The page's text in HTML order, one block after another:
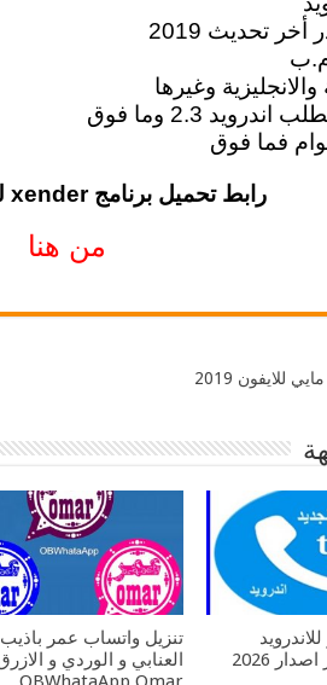
أخر تحديث 2019
والانجليزية وغيرها
2.3 وما فوق
رابط تحميل برنامج xender للاندرويد 2019
من هنا
تنزيل برنامج مايي للايفون 2019
تنزيل واتساب عمر باذيب